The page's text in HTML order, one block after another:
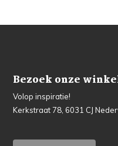
Bezoek onze
Volop inspiratie!
Kerkstraat 78, 6031 CJ